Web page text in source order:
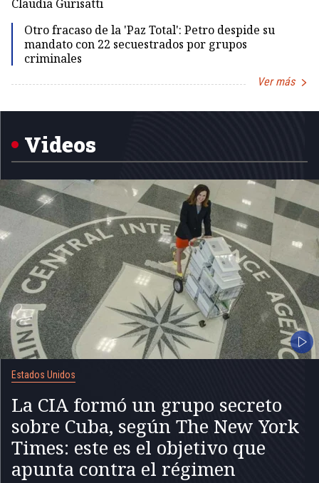
Claudia Gurisatti
Otro fracaso de la 'Paz Total': Petro despide su
mandato con 22 secuestrados por grupos
criminales
Ver más
1
Videos
Estados Unidos
La CIA formó un grupo secreto
sobre Cuba, según The New York
Times: este es el objetivo que
apunta contra el régimen